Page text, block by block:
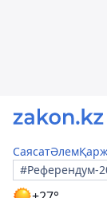
СаясатӘлем
#Референдум-